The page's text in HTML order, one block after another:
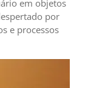
em objetos
por
e processos